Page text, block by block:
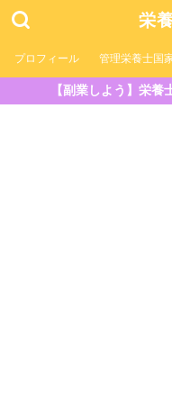
栄
プロフィール 管理栄養士国
【副業しよう】栄